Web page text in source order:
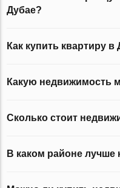
Дубае?
Как купить квартиру
Какую недвижимость
Сколько стоит
В каком районе лучше